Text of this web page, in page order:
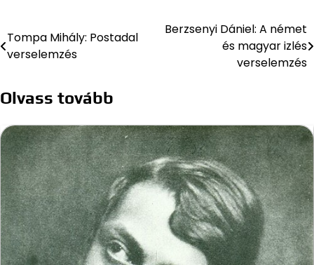
Bejegyzés
navigáció
Tompa Mihály: Postadal
verselemzés
Berzsenyi Dániel: A német
és magyar izlés
verselemzés
Olvass tovább